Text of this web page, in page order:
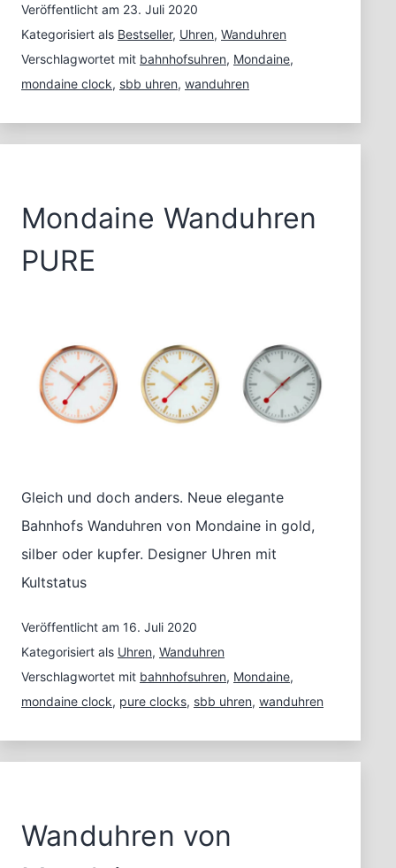
Veröffentlicht am 23. Juli 2020
Kategorisiert als Bestseller, Uhren, Wanduhren
Verschlagwortet mit bahnhofsuhren, Mondaine,
mondaine clock, sbb uhren, wanduhren
Mondaine Wanduhren
PURE
Gleich und doch anders. Neue elegante
Bahnhofs Wanduhren von Mondaine in gold,
silber oder kupfer. Designer Uhren mit
Kultstatus
Veröffentlicht am 16. Juli 2020
Kategorisiert als Uhren, Wanduhren
Verschlagwortet mit bahnhofsuhren, Mondaine,
mondaine clock, pure clocks, sbb uhren, wanduhren
Wanduhren von